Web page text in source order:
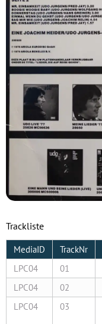
Trackliste
LPC04 01
LPC04
02
LPC04
03
MediaID TrackNr